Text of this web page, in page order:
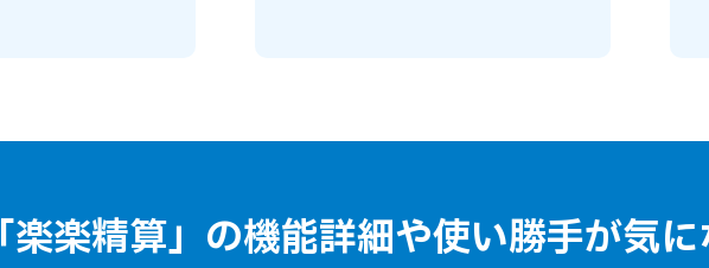
「楽楽精算」の機能詳細や使い勝手が気に